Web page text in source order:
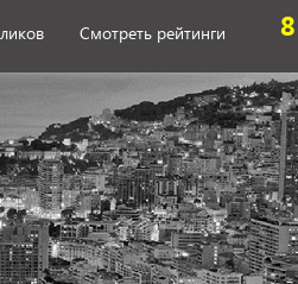
Смотреть рейтинги